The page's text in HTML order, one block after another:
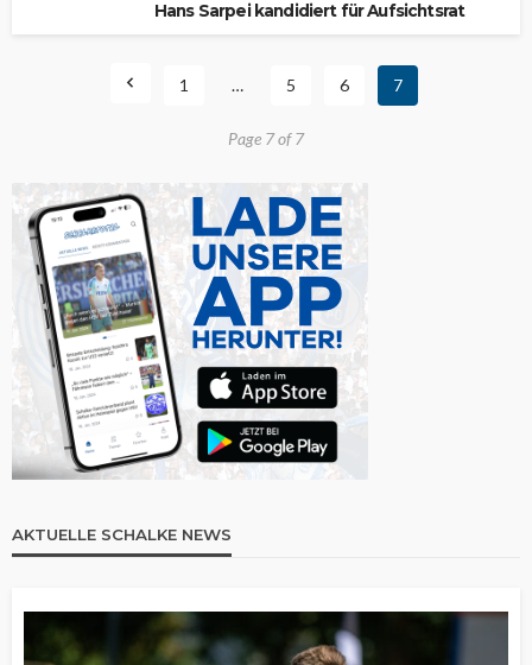
Hans Sarpei kandidiert für Aufsichtsrat
1 … 5 6 7
Page 7 of 7
AKTUELLE SCHALKE NEWS